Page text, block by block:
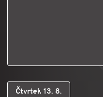
Čtvrtek 13. 8.